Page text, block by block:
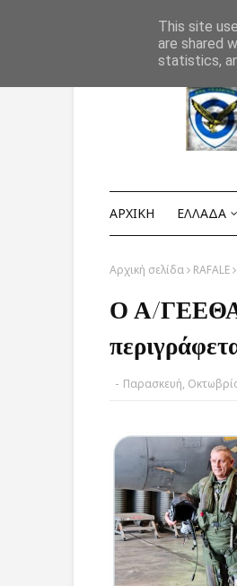
ΑΡΧΙΚΗ ΕΛΛΑΔΑ
Αρχική σελίδα RAFALE
Ο Α/ΓΕΕΘΑ
- Παρασκευή,
This site
are shared
statistics,